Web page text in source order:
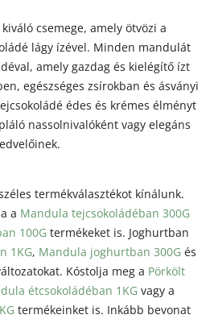
csemege, amely ötvözi a
lágy ízével. Minden mandulát
amely gazdag és kielégítő ízt
egészséges zsírokban és ásványi
édes és krémes élményt
nassolnivalóként vagy elegáns
termékválasztékot kínálunk.
a Mandula tejcsokoládéban 300G
100G termékeket is. Joghurtban
1KG, Mandula joghurtban 300G és
Kóstolja meg a Pörkölt
étcsokoládéban 1KG vagy a
termékeinket is. Inkább bevonat